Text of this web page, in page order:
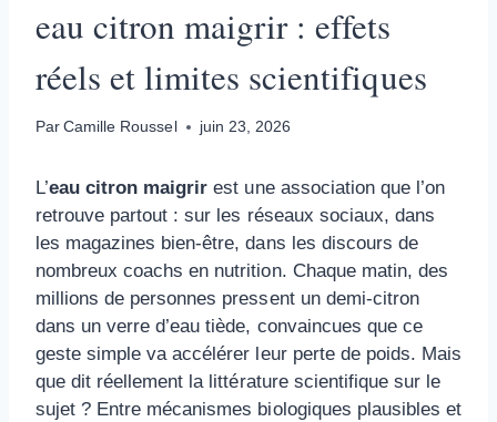
eau citron maigrir : effets
réels et limites scientifiques
Par Camille Roussel juin 23, 2026
L’eau citron maigrir est une association que l’on
retrouve partout : sur les réseaux sociaux, dans
les magazines bien-être, dans les discours de
nombreux coachs en nutrition. Chaque matin, des
millions de personnes pressent un demi-citron
dans un verre d’eau tiède, convaincues que ce
geste simple va accélérer leur perte de poids. Mais
que dit réellement la littérature scientifique sur le
sujet ? Entre mécanismes biologiques plausibles et